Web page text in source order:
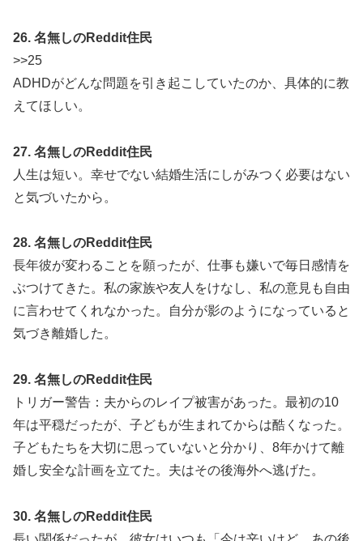
26. 名無しのReddit住民
>>25
ADHDがどんな問題を引き起こしていたのか、具体的に教
えてほしい。
27. 名無しのReddit住民
人生は短い。幸せでない結婚生活にしがみつく必要はない
と気づいたから。
28. 名無しのReddit住民
長年彼が変わることを願ったが、仕事も嫌いで毎日感情を
ぶつけてきた。私の家族や友人をけなし、私の意見も自由
に言わせてくれなかった。自分が影のようになっていると
気づき離婚した。
29. 名無しのReddit住民
トリガー警告：夫からのレイプ被害があった。最初の10
年は平穏だったが、子どもが生まれてからは酷くなった。
子どもたちを大切に思っていないと分かり、8年かけて離
婚し安全な計画を立てた。夫はその後海外へ逃げた。
30. 名無しのReddit住民